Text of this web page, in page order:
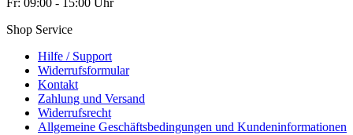
Fr: 09:00 - 15:00 Uhr
Shop Service
Hilfe / Support
Widerrufsformular
Kontakt
Zahlung und Versand
Widerrufsrecht
Allgemeine Geschäftsbedingungen und Kundeninformationen